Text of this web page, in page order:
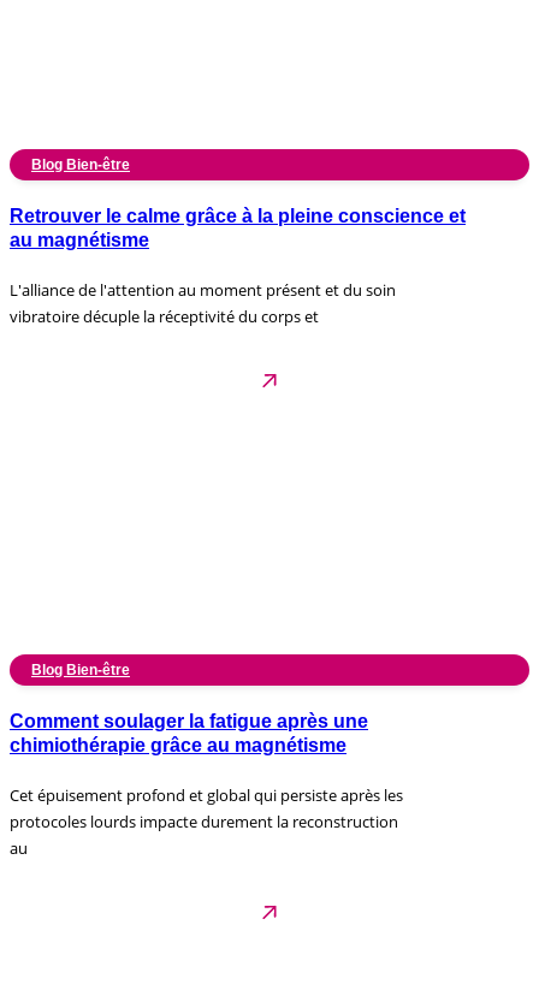
Blog Bien-être
Retrouver le calme grâce à la pleine conscience et
au magnétisme
L'alliance de l'attention au moment présent et du soin
vibratoire décuple la réceptivité du corps et
Blog Bien-être
Comment soulager la fatigue après une
chimiothérapie grâce au magnétisme
Cet épuisement profond et global qui persiste après les
protocoles lourds impacte durement la reconstruction
au